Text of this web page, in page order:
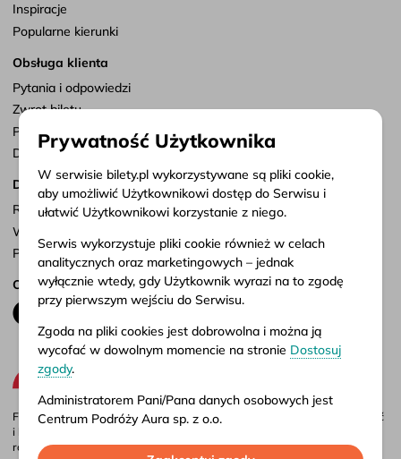
Inspiracje
Popularne kierunki
Obsługa klienta
Pytania i odpowiedzi
Zwrot biletu
Punkty sprzedaży
Dostosuj zgody
Dokumenty
Regulamin serwisu
Warunki przewozu
Polityka prywatności
Obserwuj nas
Firma Aura jest administratorem portalu bilety.pl, gdzie możesz porównać
i kupić bilety autokarowe krajowe i międzynarodowe online. Bilety są
również dostępne w naszych biurach stacjonarnych – adresy i godziny
Prywatność Użytkownika
W serwisie bilety.pl wykorzystywane są pliki cookie,
aby umożliwić Użytkownikowi dostęp do Serwisu i
ułatwić Użytkownikowi korzystanie z niego.
Serwis wykorzystuje pliki cookie również w celach
analitycznych oraz marketingowych – jednak
wyłącznie wtedy, gdy Użytkownik wyrazi na to zgodę
przy pierwszym wejściu do Serwisu.
Zgoda na pliki cookies jest dobrowolna i można ją
wycofać w dowolnym momencie na stronie Dostosuj
zgody.
Administratorem Pani/Pana danych osobowych jest
Centrum Podróży Aura sp. z o.o.
Więcej informacji o przetwarzaniu danych osobowych